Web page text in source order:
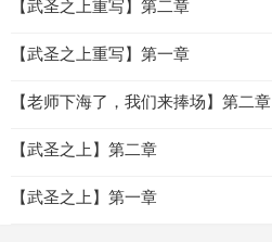
【武圣之上重写】第二章
【武圣之上重写】第一章
【老师下海了，我们来捧场】第二章
【武圣之上】第二章
【武圣之上】第一章